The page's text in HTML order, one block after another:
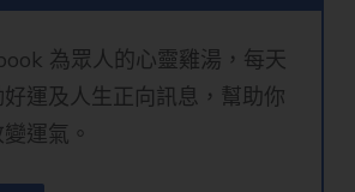
為眾人的心靈雞湯，每天
運及人生正向訊息，幫助你
運氣。